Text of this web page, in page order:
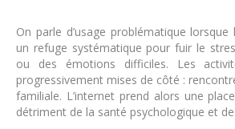
On parle d’usage problématique
un refuge systématique pour fuir le
ou des émotions difficiles. Les
progressivement mises de côté :
familiale. L’internet prend alors une
détriment de la santé psychologique et de